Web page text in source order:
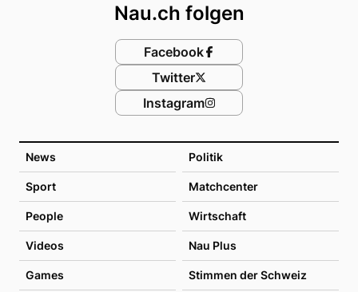
News Politik
Sport Matchcenter
People Wirtschaft
Videos Nau Plus
Games Stimmen der Schweiz
Nau.ch folgen
Facebook
Twitter
Instagram